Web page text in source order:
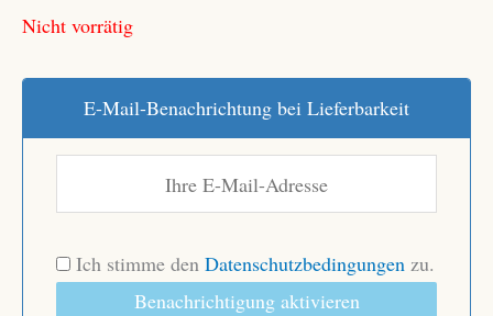
Nicht vorrätig
E-Mail-Benachrichtung bei Lieferbarkeit
Ich stimme den Datenschutzbedingungen zu.
Benachrichtigung aktivieren